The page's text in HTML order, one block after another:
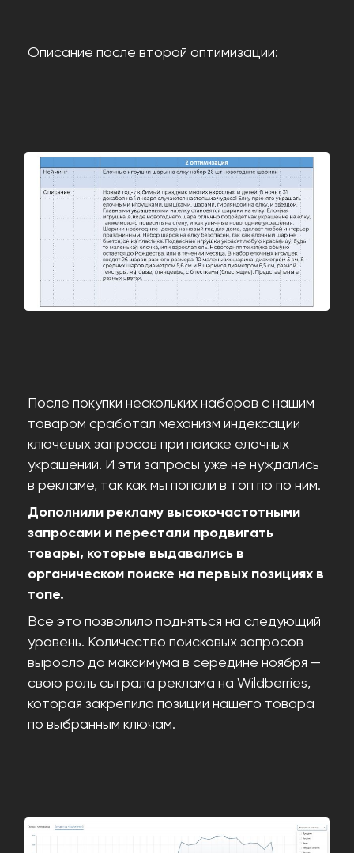
АКЦИИ И СКИДКИ
КОНТАКТЫ
Описание после второй оптимизации:
После покупки нескольких наборов с нашим
товаром сработал механизм индексации
ключевых запросов при поиске елочных
украшений. И эти запросы уже не нуждались
в рекламе, так как мы попали в топ по по ним.
Дополнили рекламу высокочастотными
запросами и перестали продвигать
товары, которые выдавались в
органическом поиске на первых позициях в
топе.
Все это позволило подняться на следующий
уровень. Количество поисковых запросов
выросло до максимума в середине ноября —
свою роль сыграла реклама на Wildberries,
которая закрепила позиции нашего товара
по выбранным ключам.